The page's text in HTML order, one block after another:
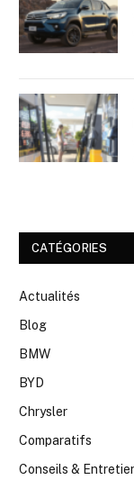
CATÉGORIES
Actualités
Blog
BMW
BYD
Chrysler
Comparatifs
Conseils &